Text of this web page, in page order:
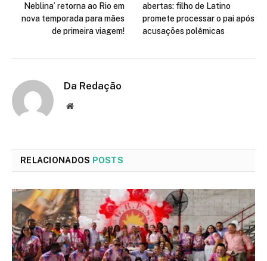
Neblina’ retorna ao Rio em
nova temporada para mães
de primeira viagem!
abertas: filho de Latino
promete processar o pai após
acusações polêmicas
Da Redação
Site
RELACIONADOS POSTS